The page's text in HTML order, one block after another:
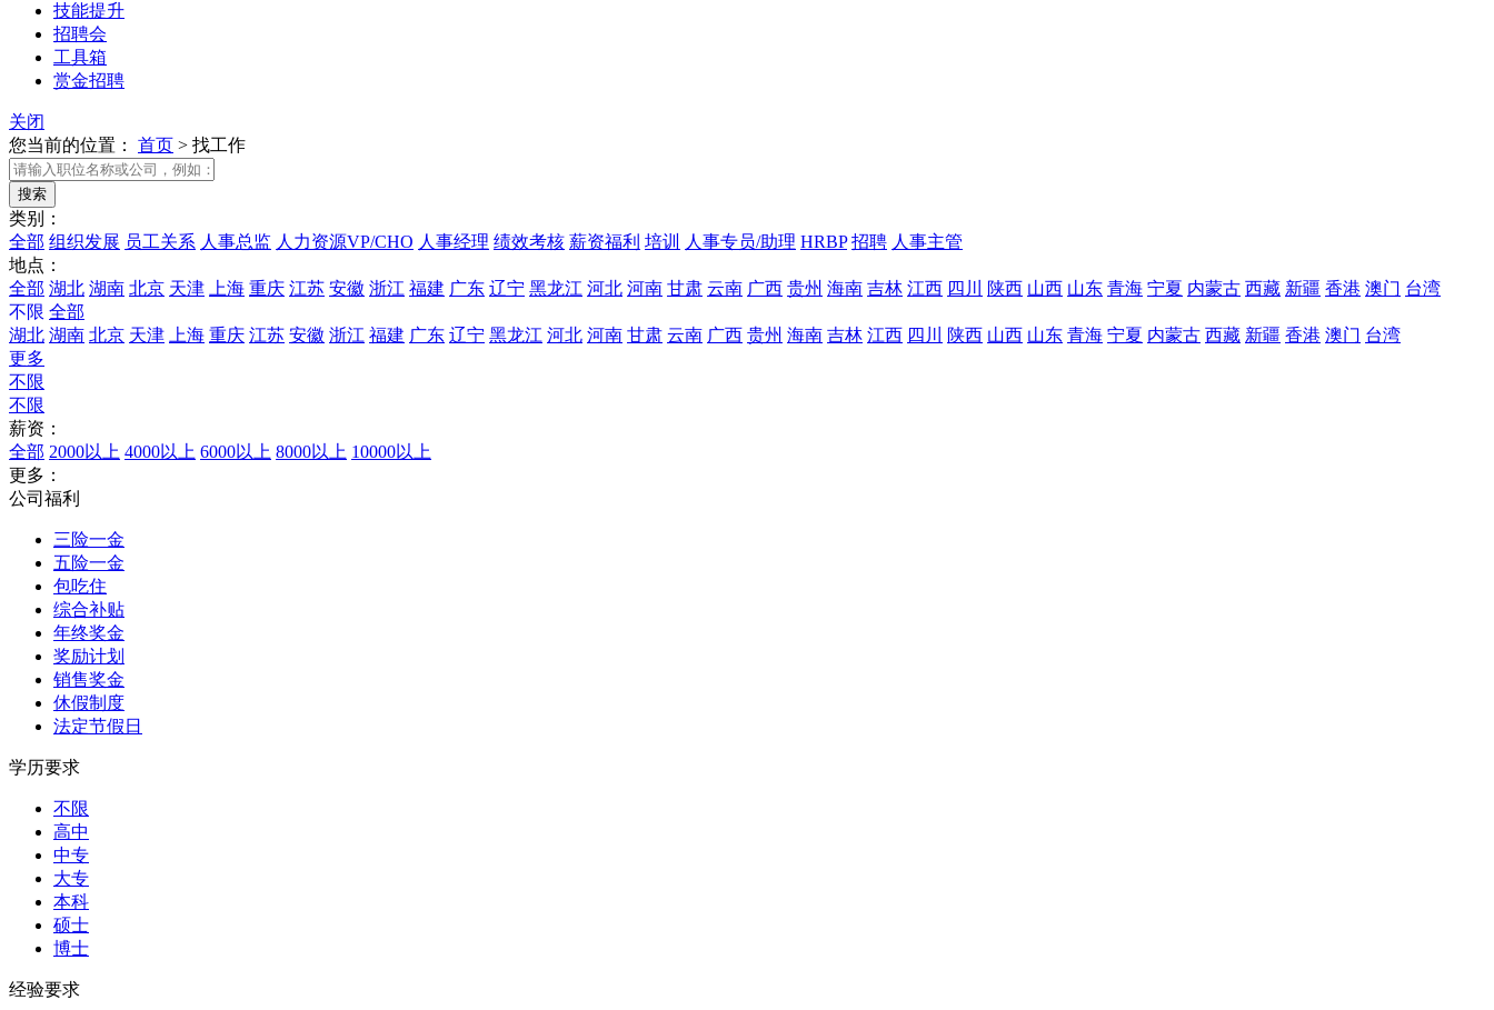
技能提升
招聘会
工具箱
赏金招聘
关闭
您当前的位置： 首页 > 找工作
类别：
全部 组织发展 员工关系 人事总监 人力资源VP/CHO 人事经理 绩效考核 薪资福利 培训 人事专员/助理 HRBP 招聘 人事主管
地点：
全部 湖北 湖南 北京 天津 上海 重庆 江苏 安徽 浙江 福建 广东 辽宁 黑龙江 河北 河南 甘肃 云南 广西 贵州 海南 吉林 江西 四川 陕西 山西 山东 青海 宁夏 内蒙古 西藏 新疆 香港 澳门 台湾
不限 全部
湖北 湖南 北京 天津 上海 重庆 江苏 安徽 浙江 福建 广东 辽宁 黑龙江 河北 河南 甘肃 云南 广西 贵州 海南 吉林 江西 四川 陕西 山西 山东 青海 宁夏 内蒙古 西藏 新疆 香港 澳门 台湾
更多
不限
不限
薪资：
全部 2000以上 4000以上 6000以上 8000以上 10000以上
更多：
公司福利
三险一金
五险一金
包吃住
综合补贴
年终奖金
奖励计划
销售奖金
休假制度
法定节假日
学历要求
不限
高中
中专
大专
本科
硕士
博士
经验要求